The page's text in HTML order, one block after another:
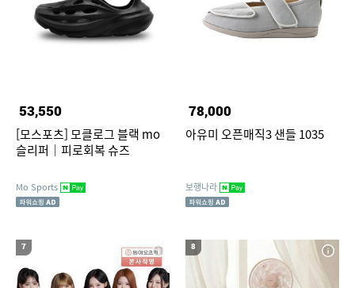
53,550
[모스포츠] 모클로그 블랙 mo
슬리퍼｜피로회복 슈즈
Mo Sports
78,000
아유미 오픈매직3 샌들 1035
보행나라
7 8